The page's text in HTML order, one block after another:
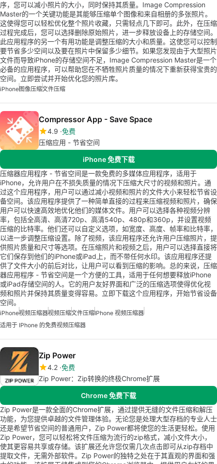
序，您可以减小照片的大小，同时保持其质量。Image Compression
Master的一个关键功能是其能够压缩单个图像和来自相册的多张照片。
这使得您可以轻松优化整个照片收藏，只需轻点几下即可。此外，在压缩
过程完成后，您可以选择删除原始照片，进一步释放设备上的存储空间。
此应用程序的另一个有用功能是调整压缩的大小和质量。这使您可以控制
要节省多少空间以及要在照片中保留多少细节。如果您发现由于大型照片
文件而导致iPhone的存储空间不足，Image Compression Master是一个
必备的应用程序，可以帮助您在不牺牲照片质量的情况下重新获得宝贵的
空间。立即尝试并开始优化您的照片库。
iPhone图像压缩文件压缩
Compressor App - Save Space
4.9 免费
压缩应用 - 节省空间
iPhone 免费下载
压缩器应用程序 - 节省空间是一款免费的多媒体应用程序，适用于
iPhone，允许用户在不损失质量的情况下压缩大尺寸的视频和照片。通
过这个应用程序，用户可以通过减小视频和照片的文件大小来轻松节省设
备空间。该应用程序提供了一种简单直接的过程来压缩视频和照片，确保
用户可以快速高效地优化他们的媒体文件。用户可以选择各种视频分辨
率，包括全高清、高清720p、高清540p、480p和360p，并设置视频
压缩的比特率。他们还可以自定义选项，如宽度、高度、帧率和比特率，
以进一步调整压缩设置。除了视频，该应用程序还允许用户压缩照片，提
供照片质量和尺寸等选项。在压缩照片和视频之后，用户可以选择直接将
它们保存到他们的iPhone或iPad上，而不带任何水印。该应用程序还提
供了文件大小的前后对比，让用户可以看到压缩的影响。总的来说，压缩
器应用程序 - 节省空间是一个方便的工具，适用于任何想要释放iPhone
或iPad存储空间的人。它的用户友好界面和广泛的压缩选项使得优化视
频和照片并保持其质量变得容易。立即下载这个应用程序，开始节省设备
空间。
iPhone视频压缩器视频压缩文件压缩IPhone 视频压缩器
适用于 IPhone 的免费视频压缩器
Zip Power
4.2 免费
Zip Power：Zip转换的终极Chrome扩展
Chrome 免费下载
Zip Power是一款全面的Chrome扩展，通过提供无缝的文件压缩和解压
功能，为您提供卓越的文件管理体验。无论您是处理大型存档的专业人士
还是希望节省空间的普通用户，Zip Power都将使您的生活更轻松。使用
Zip Power，您可以轻松将文件压缩为流行的zip格式，减小文件大小，
使其更容易共享或存储。该扩展还允许您仅需几次点击即可从zip存档中
提取文件，无需外部软件。Zip Power的独特之处在于其直观的界面和强